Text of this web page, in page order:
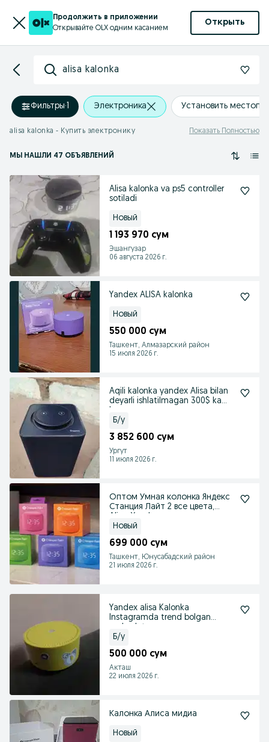
Продолжить в приложении
Открывайте OLX одним касанием
Открыть
alisa kalonka
Фильтры·1 Электроника Установить
alisa kalonka - Купить электронику Показать Полностью
МЫ НАШЛИ 47 ОБЪЯВЛЕНИЙ
Alisa kalonka va ps5 controller
sotiladi
Новый
1 193 970 сум
Эшангузар
06 августа 2026 г.
Yandex ALISA kalonka
Новый
550 000 сум
Ташкент, Алмазарский район
15 июля 2026 г.
Aqili kalonka yandex Alisa bilan
deyarli ishlatilmagan 300$ kami
Б/у
3 852 600 сум
Ургут
11 июля 2026 г.
Оптом Умная колонка Яндекс
Станция Лайт 2 все цвета,
Новый
699 000 сум
Ташкент, Юнусабадский район
21 июля 2026 г.
Yandex alisa Kalonka
Instagramda trend bolgan
Б/у
500 000 сум
Акташ
22 июля 2026 г.
Калонка Алиса мидиа
Новый